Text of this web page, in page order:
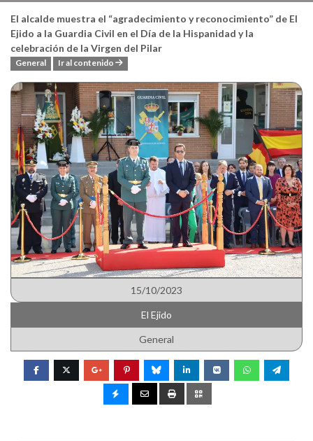
El alcalde muestra el “agradecimiento y reconocimiento” de El
Ejido a la Guardia Civil en el Día de la Hispanidad y la
celebración de la Virgen del Pilar
General Ir al contenido
15/10/2023
El Ejido
General